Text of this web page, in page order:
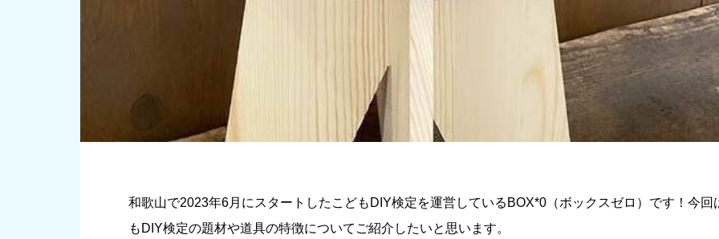
和歌山で2023年6月にスタートしたこどもDIY検定を運営しているBOX*0（ボックスゼロ）です！今回
もDIY検定の題材や道具の特徴についてご紹介したいと思います。